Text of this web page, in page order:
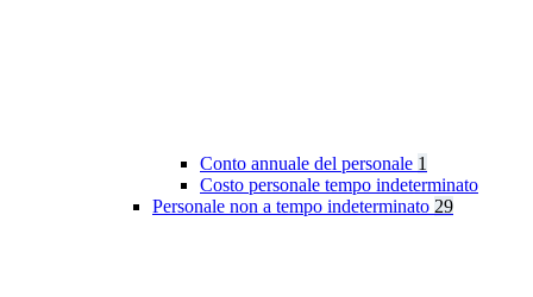
Conto annuale del personale 1
Costo personale tempo indeterminato
Personale non a tempo indeterminato 29